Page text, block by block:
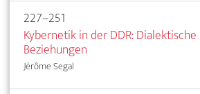
227–251
Kybernetik in der DDR: Dialektische
Beziehungen
Jérôme Segal